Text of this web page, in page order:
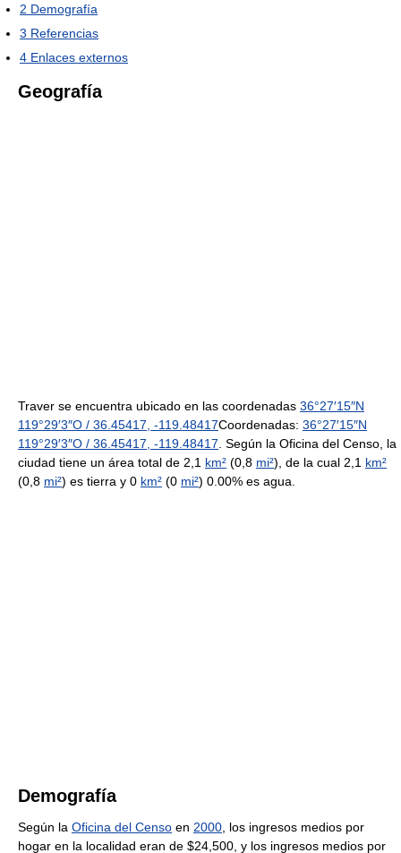
2 Demografía
3 Referencias
4 Enlaces externos
Geografía
Traver se encuentra ubicado en las coordenadas 36°27′15″N
119°29′3″O / 36.45417 -119.48417Coordenadas: 36°27′15″N
119°29′3″O / 36.45417 -119.48417 . Según la Oficina del Censo, la
ciudad tiene un área total de 2,1 km² (0,8 mi²), de la cual 2,1 km²
(0,8 mi²) es tierra y 0 km² (0 mi²) 0.00% es agua.
Demografía
Según la Oficina del Censo en 2000 , los ingresos medios por
hogar en la localidad eran de $24,500, y los ingresos medios por